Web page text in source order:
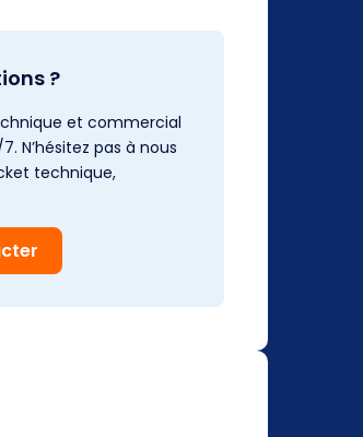
?
et commercial
N’hésitez pas à nous
technique,